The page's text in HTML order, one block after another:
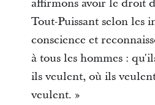
affirmons avoir le droit
Tout-Puissant selon les
conscience et
à tous les hommes :
ils veulent, où ils
veulent. »